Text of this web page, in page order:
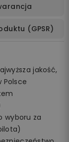
(GPSR)
jakość,
Polsce
wyboru za